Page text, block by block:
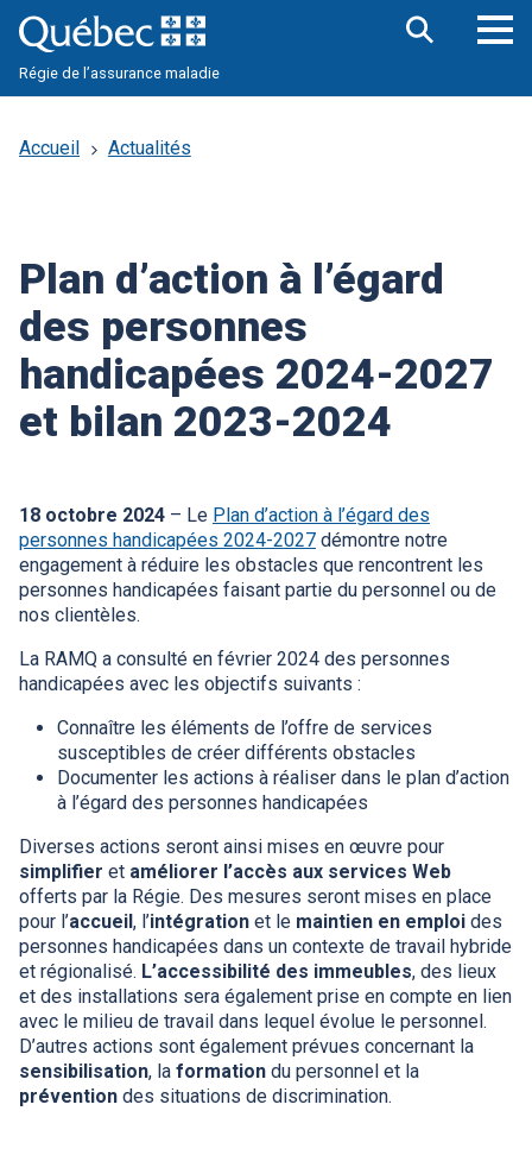
contenu
principal
Régie de l’assurance maladie
barre
Accueil Actualités
Plan d’action à l’égard
des personnes
handicapées 2024-2027
et bilan 2023-2024
18 octobre 2024 – Le Plan d’action à l’égard des
personnes handicapées 2024-2027 démontre notre
engagement à réduire les obstacles que rencontrent les
personnes handicapées faisant partie du personnel ou de
nos clientèles.
La RAMQ a consulté en février 2024 des personnes
handicapées avec les objectifs suivants :
Connaître les éléments de l’offre de services
susceptibles de créer différents obstacles
Documenter les actions à réaliser dans le plan d’action
à l’égard des personnes handicapées
Diverses actions seront ainsi mises en œuvre pour
simplifier et améliorer l’accès aux services Web
offerts par la Régie. Des mesures seront mises en place
pour l’accueil , l’intégration et le maintien en emploi des
personnes handicapées dans un contexte de travail hybride
et régionalisé. L’accessibilité des immeubles, des lieux
et des installations sera également prise en compte en lien
avec le milieu de travail dans lequel évolue le personnel.
D’autres actions sont également prévues concernant la
sensibilisation, la formation du personnel et la
prévention des situations de discrimination.